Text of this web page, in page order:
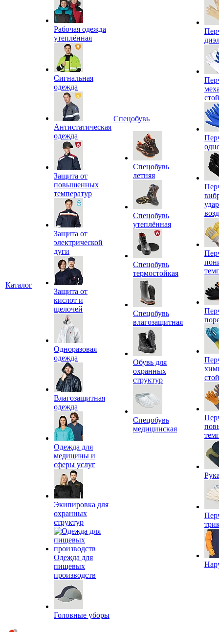
Каталог
Рабочая одежда
утеплённая
Сигнальная
одежда
Антистатическая
одежда
Защита от
повышенных
температур
Защита от
электрической
дуги
Защита от
кислот и
щелочей
Одноразовая
одежда
Влагозащитная
одежда
Одежда для
медицины и
сферы услуг
Экипировка для
охранных
структур
Одежда для
пищевых
производств
Головные уборы
Спецобувь
Спецобувь
летняя
Спецобувь
утеплённая
Спецобувь
термостойкая
Спецобувь
влагозащитная
Обувь для
охранных
структур
Спецобувь
медицинская